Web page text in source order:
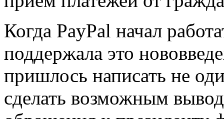
Когда PayPal начал
поддержала это
пришлось написать не
сделать возможным